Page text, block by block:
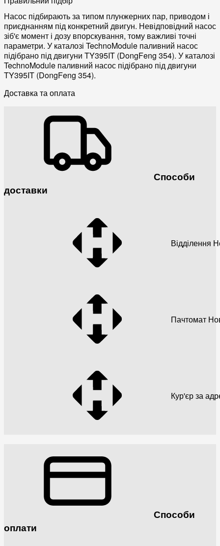
Насос підбирають за типом плунжерних пар, приводом і
приєднанням під конкретний двигун. Невідповідний насос
зіб'є момент і дозу впорскування, тому важливі точні
параметри. У каталозі TechnoModule паливний насос
підібрано під двигуни TY395IT (DongFeng 354). У каталозі
TechnoModule паливний насос підібрано під двигуни
TY395IT (DongFeng 354).
Доставка та оплата
Способи
доставки
Відділення
Пачтомат
Кур'єр за
Способи
оплати